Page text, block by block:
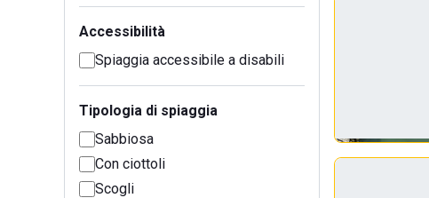
Accessibilità
Spiaggia accessibile a disabili
Tipologia di spiaggia
Sabbiosa
Con ciottoli
Scogli